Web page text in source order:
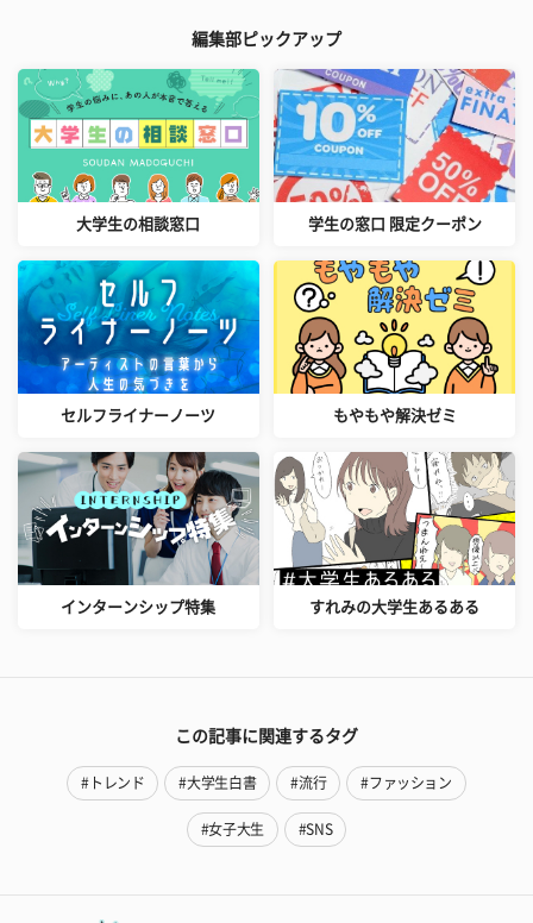
編集部ピックアップ
大学生の相談窓口 学生の窓口 限定クーポン
セルフライナーノーツ もやもや解決ゼミ
インターンシップ特集 すれみの大学生あるある
この記事に関連するタグ
#トレンド #大学生白書 #流行 #ファッション
#女子大生 #SNS